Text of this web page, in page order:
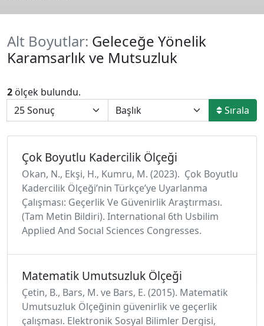
Alt Boyutlar: Geleceğe Yönelik
Karamsarlık ve Mutsuzluk
2 ölçek bulundu.
Sırala
Çok Boyutlu Kadercilik Ölçeği
Okan, N., Ekşi, H., Kumru, M. (2023). Çok Boyutlu
Kadercilik Ölçeği’nin Türkçe’ye Uyarlanma
Çalışması: Geçerlik Ve Güvenirlik Araştırması.
(Tam Metin Bildiri). International 6th Usbilim
Applied And Socıal Sciences Congresses.
Matematik Umutsuzluk Ölçeği
Çetin, B., Bars, M. ve Bars, E. (2015). Matematik
Umutsuzluk Ölçeğinin güvenirlik ve geçerlik
çalışması. Elektronik Sosyal Bilimler Dergisi,